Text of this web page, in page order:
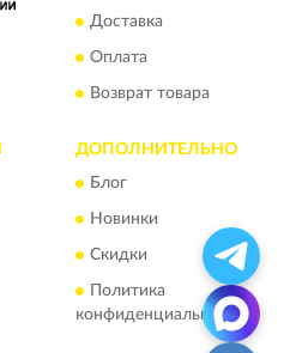
Доставка
Оплата
Возврат товара
ДОПОЛНИТЕЛЬНО
Блог
Новинки
Скидки
Политика
конфиденциальности